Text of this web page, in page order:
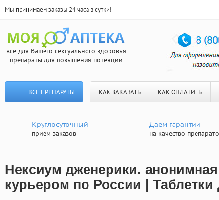
Мы принимаем заказы 24 часа в сутки!
все для Вашего сексуального здоровья
препараты для повышения потенции
ВСЕ ПРЕПАРАТЫ КАК ЗАКАЗАТЬ КАК ОПЛАТИТЬ
Круглосуточный
прием заказов
Даем гарантии
на качество
Нексиум дженерики. анонимная
курьером по России |